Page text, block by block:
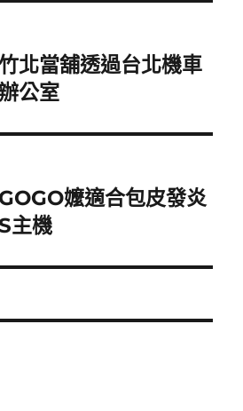
北當舖透過台北機車
公室
嬤適合包皮發炎
主機